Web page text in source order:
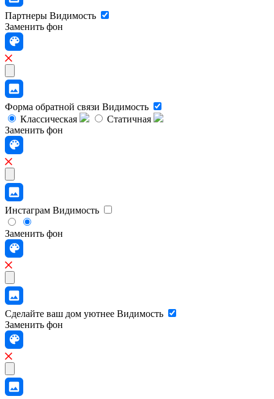
Партнеры Видимость
Заменить фон
Форма обратной связи Видимость
Классическая
Статичная
Заменить фон
Инстаграм Видимость
Заменить фон
Сделайте ваш дом уютнее Видимость
Заменить фон